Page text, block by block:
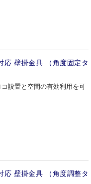
応 壁掛金具 （角度固定タ
設置と空間の有効利用を可
応 壁掛金具 （角度調整タ